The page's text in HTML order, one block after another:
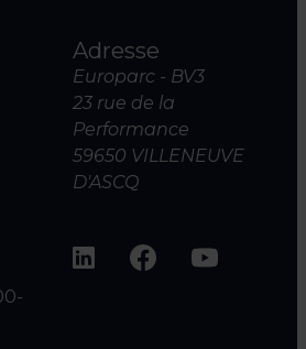
Adresse
Europarc - BV3
23 rue de la
Performance
59650 VILLENEUVE
D'ASCQ